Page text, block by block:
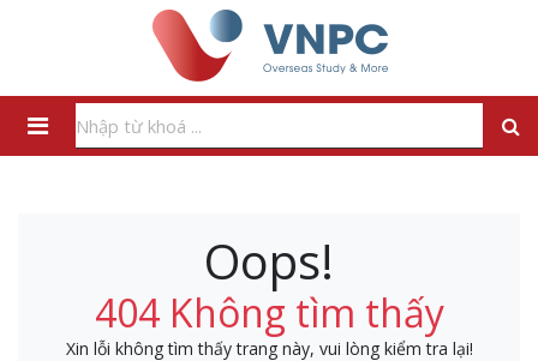
Oops!
404 Không tìm thấy
Xin lỗi không tìm thấy trang này, vui lòng kiểm tra lại!